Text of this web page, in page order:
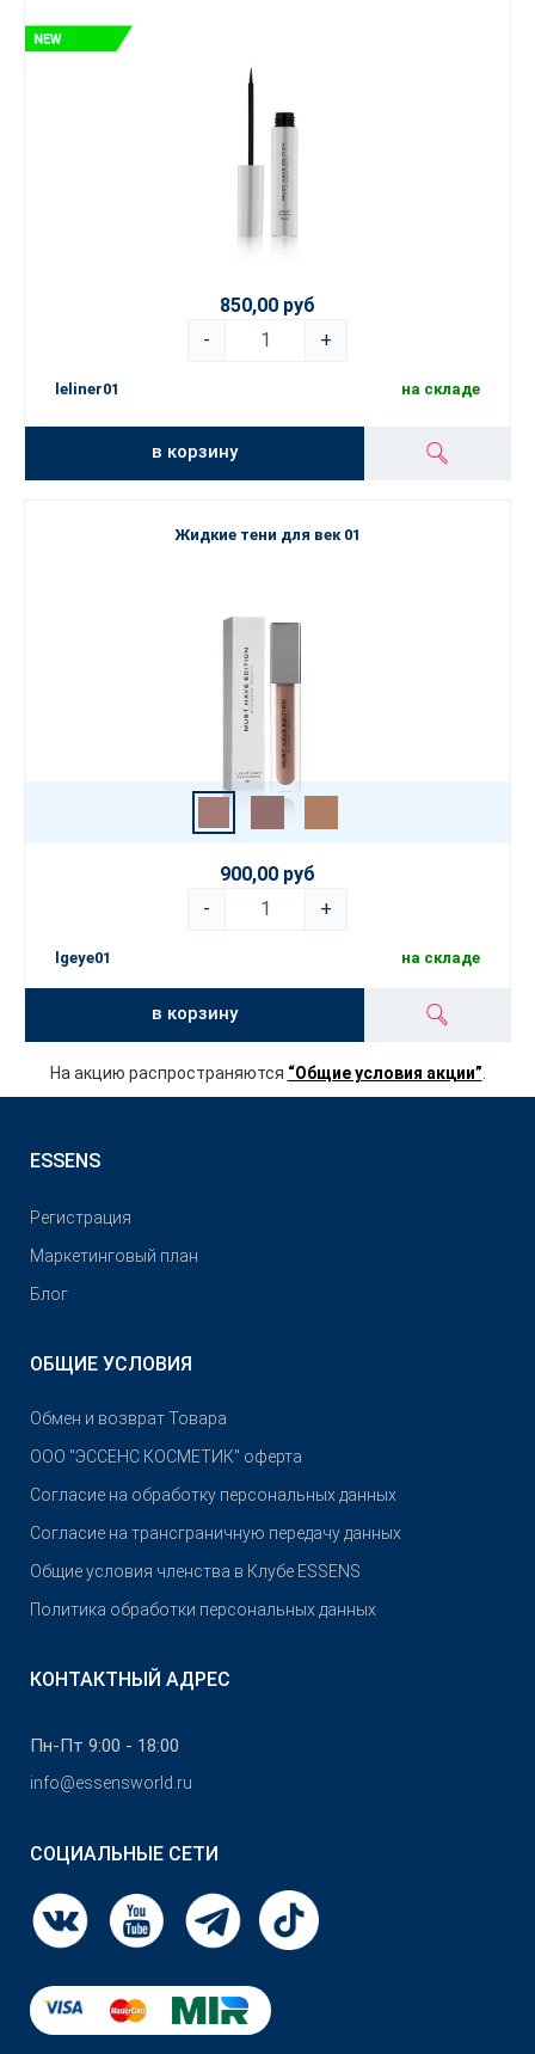
850,00 руб
-
+
leliner01 на складе
в корзину
Жидкие тени для век 01
900,00 руб
-
+
lgeye01 на складе
в корзину
На акцию распространяются “Общие условия акции”
ESSENS
Pегистрация
Маркетинговый план
Блог
ОБЩИЕ УСЛОВИЯ
Обмен и возврат Товара
OOO "ЭССЕНС КОСМЕТИК" оферта
Согласие на обработку персональных данных
Согласие на трансграничную передачу данных
Общие условия членства в Клубе ESSENS
Политика обработки персональных данных
КОНТАКТНЫЙ АДРЕС
Пн-Пт 9:00 - 18:00
info@essensworld.ru
СОЦИАЛЬНЫЕ СЕТИ